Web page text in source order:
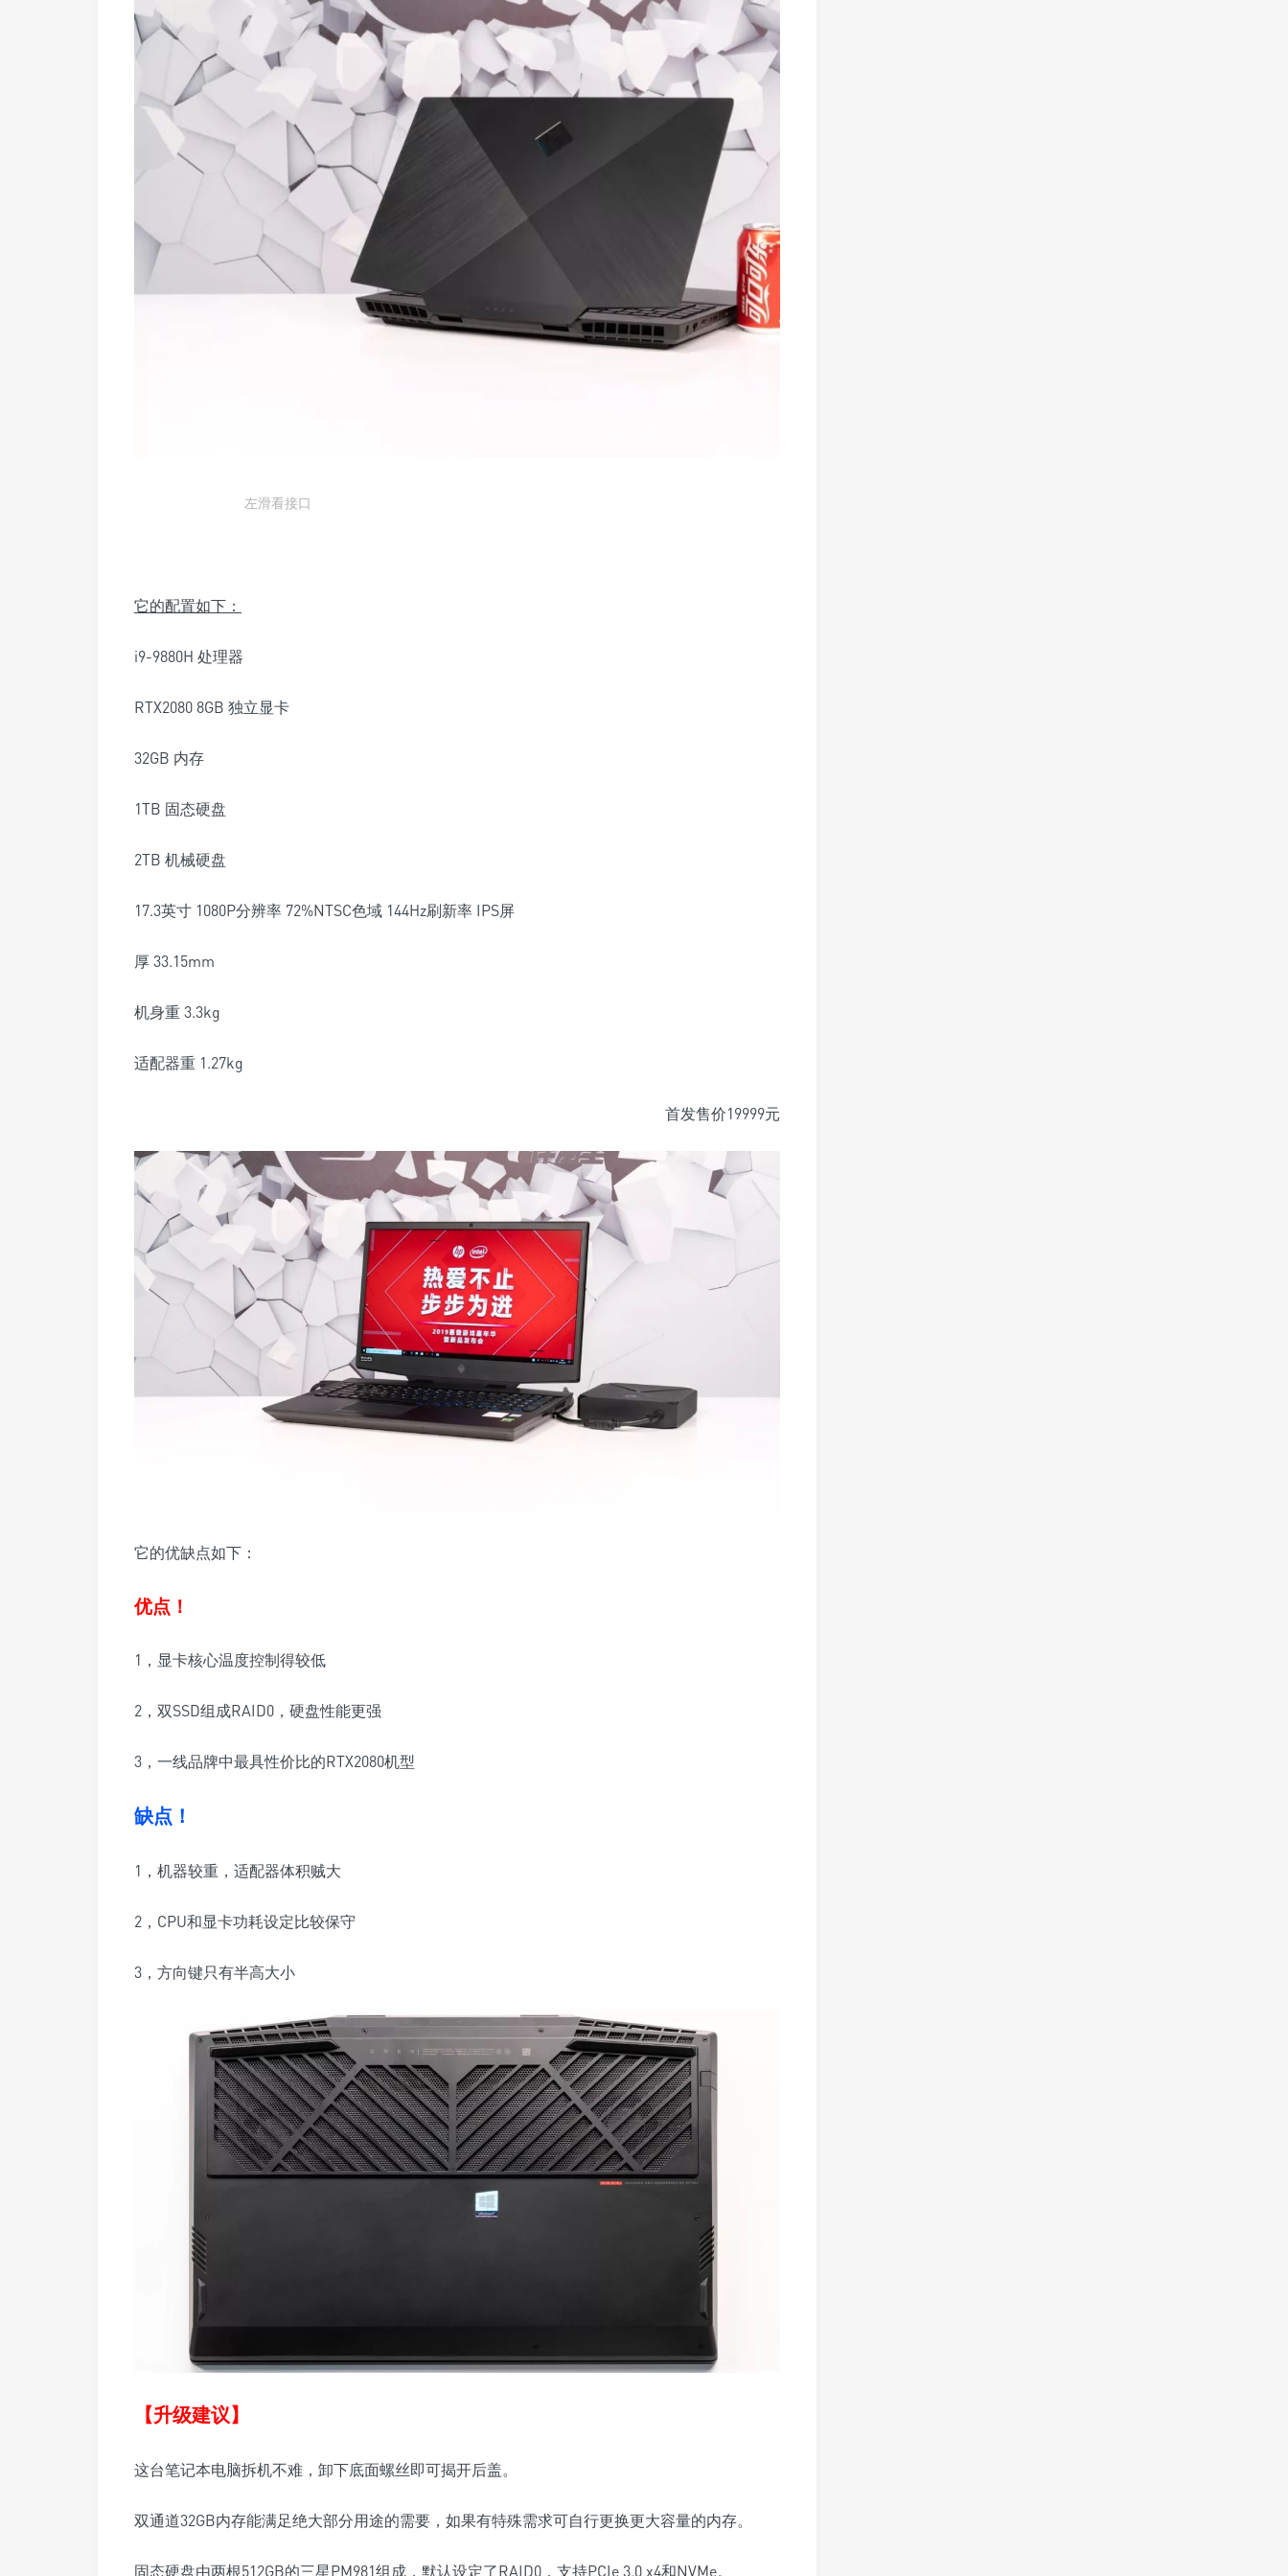
左滑看接口
它的配置如下：
i9-9880H 处理器
RTX2080 8GB 独立显卡
32GB 内存
1TB 固态硬盘
2TB 机械硬盘
17.3英寸 1080P分辨率 72%NTSC色域 144Hz刷新率 IPS屏
厚 33.15mm
机身重 3.3kg
适配器重 1.27kg
首发售价19999元
它的优缺点如下：
优点！
1，显卡核心温度控制得较低
2，双SSD组成RAID0，硬盘性能更强
3，一线品牌中最具性价比的RTX2080机型
缺点！
1，机器较重，适配器体积贼大
2，CPU和显卡功耗设定比较保守
3，方向键只有半高大小
【升级建议】
这台笔记本电脑拆机不难，卸下底面螺丝即可揭开后盖。
双通道32GB内存能满足绝大部分用途的需要，如果有特殊需求可自行更换更大容量的内存。
固态硬盘由两根512GB的三星PM981组成，默认设定了RAID0，支持PCIe 3.0 x4和NVMe。